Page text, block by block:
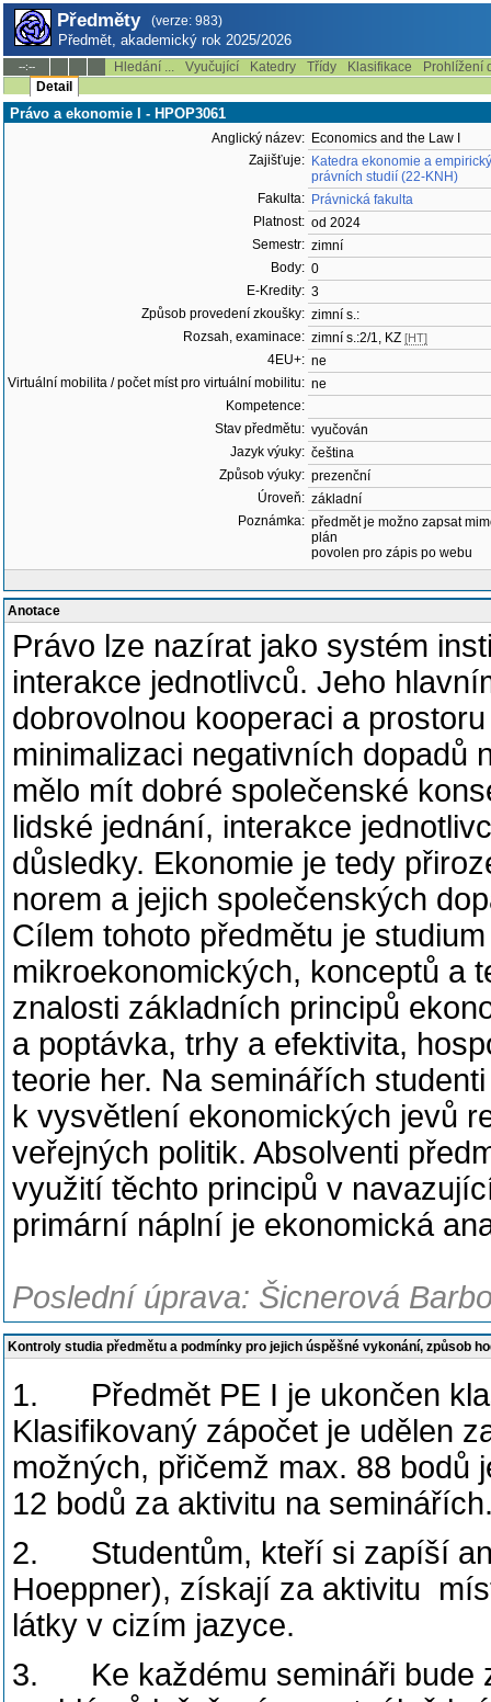
Předměty (verze: 983)
Předmět, akademický rok 2025/2026
--:-- Hledání ... Vyučující Katedry Třídy Klasifikace
Prohlížení
Detail
Právo a ekonomie I - HPOP3061
Anglický název: Economics and the Law I
Zajišťuje: Katedra ekonomie a
právních studií (22-KNH)
Fakulta: Právnická fakulta
Platnost: od 2024
Semestr: zimní
Body: 0
E-Kredity: 3
Způsob provedení zkoušky: zimní s.:
Rozsah, examinace: zimní s.:2/1, KZ [HT]
4EU+: ne
Virtuální mobilita / počet míst pro virtuální mobilitu: ne
Kompetence:
Stav předmětu: vyučován
Jazyk výuky: čeština
Způsob výuky: prezenční
Úroveň: základní
Poznámka: předmět je možno zapsat
plán
povolen pro zápis po webu
Anotace
Právo lze nazírat jako systém
interakce jednotlivců. Jeho
dobrovolnou kooperaci a
minimalizaci negativních dopadů
mělo mít dobré společenské
lidské jednání, interakce
důsledky. Ekonomie je tedy
norem a jejich společenských
Cílem tohoto předmětu je
mikroekonomických, konceptů a
znalosti základních principů
a poptávka, trhy a efektivita,
teorie her. Na seminářích
k vysvětlení ekonomických jevů
veřejných politik. Absolventi
využití těchto principů v
primární náplní je ekonomická
Poslední úprava: Šicnerová
Kontroly studia předmětu a podmínky pro jejich úspěšné vykonání, způsob
1. Předmět PE I je ukončen
Klasifikovaný zápočet je udělen
možných, přičemž max. 88 bodů
12 bodů za aktivitu na
2. Studentům, kteří si zapíší
Hoeppner), získají za aktivitu
látky v cizím jazyce.
3. Ke každému semináři bude